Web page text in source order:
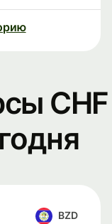
CHF
BZD